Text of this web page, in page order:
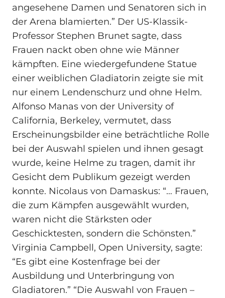
angesehene Damen und Senatoren sich in
der Arena blamierten.” Der US-Klassik-
Professor Stephen Brunet sagte, dass
Frauen nackt oben ohne wie Männer
kämpften. Eine wiedergefundene Statue
einer weiblichen Gladiatorin zeigte sie mit
nur einem Lendenschurz und ohne Helm.
Alfonso Manas von der University of
California, Berkeley, vermutet, dass
Erscheinungsbilder eine beträchtliche Rolle
bei der Auswahl spielen und ihnen gesagt
wurde, keine Helme zu tragen, damit ihr
Gesicht dem Publikum gezeigt werden
konnte. Nicolaus von Damaskus: “… Frauen,
die zum Kämpfen ausgewählt wurden,
waren nicht die Stärksten oder
Geschicktesten, sondern die Schönsten.”
Virginia Campbell, Open University, sagte:
“Es gibt eine Kostenfrage bei der
Ausbildung und Unterbringung von
Gladiatoren.” “Die Auswahl von Frauen –